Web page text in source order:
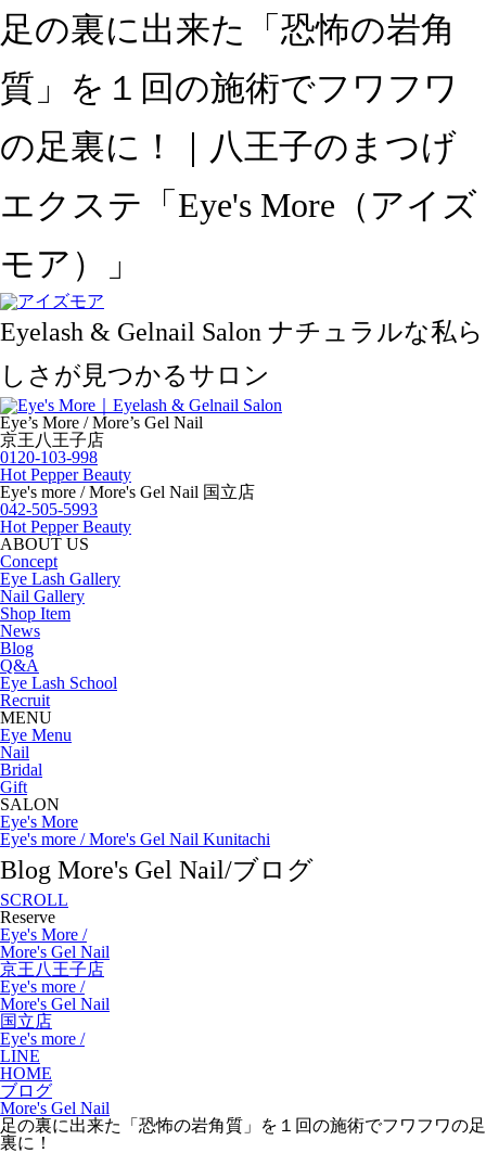
足の裏に出来た「恐怖の岩角
質」を１回の施術でフワフワ
の足裏に！｜八王子のまつげ
エクステ「Eye's More（アイズ
モア）」
Eyelash & Gelnail Salon ナチュラルな私ら
しさが見つかるサロン
Eye’s More / More’s Gel Nail
京王八王子店
0120-103-998
Hot Pepper Beauty
Eye's more / More's Gel Nail 国立店
042-505-5993
Hot Pepper Beauty
ABOUT US
Concept
Eye Lash Gallery
Nail Gallery
Shop Item
News
Blog
Q&A
Eye Lash School
Recruit
MENU
Eye Menu
Nail
Bridal
Gift
SALON
Eye's More
Eye's more / More's Gel Nail Kunitachi
Blog More's Gel Nail/ブログ
SCROLL
Reserve
Eye's More /
More's Gel Nail
京王八王子店
Eye's more /
More's Gel Nail
国立店
Eye's more /
LINE
HOME
ブログ
More's Gel Nail
足の裏に出来た「恐怖の岩角質」を１回の施術でフワフワの足
裏に！